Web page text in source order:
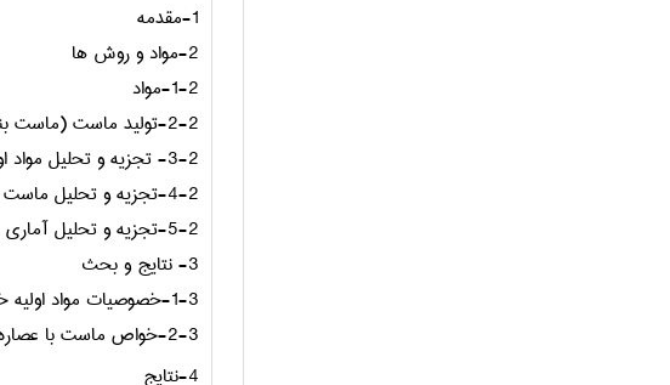
1-مقدمه
2-مواد و روش ها
1-2-مواد
2-2-تولید ماست (ماست بندی کردن)
3-2- تجزیه و تحلیل مواد اولیه
4-2-تجزیه و تحلیل ماست
5-2-تجزیه و تحلیل آماری
3- نتایج و بحث
1-3-خصوصیات مواد اولیه خام
2-3-خواص ماست با عصاره آب پز شده ی ماست
4-نتایج